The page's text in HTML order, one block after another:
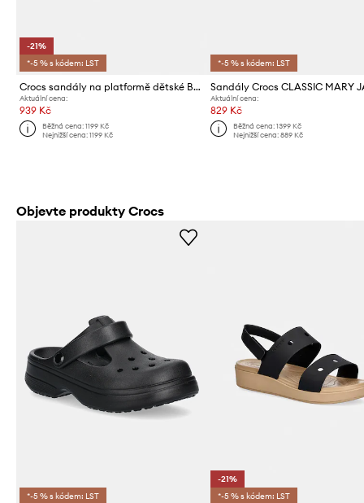
-21%
*-5 % s kódem: LST
Crocs sandály na platformě dětské BROOKLYN SANDAL
Aktuální cena:
939 Kč
Běžná cena:1199 Kč
Nejnižší cena:1199 Kč
*-5 % s kódem: LST
Aktuální cena:
829 Kč
Běžná cena: 1399 Kč
Nejnižší cena: 889 Kč
Objevte produkty Crocs
*-5 % s kódem: LST
-21%
*-5 % s kódem: LST